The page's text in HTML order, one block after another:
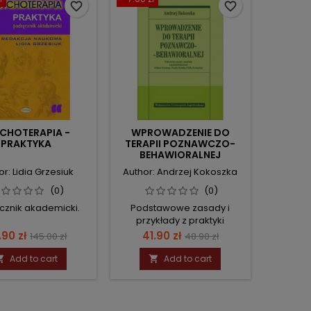
-
PRAKTYKA
Lidia Grzesiuk
(0)
akademicki.
zł Regular
price
145.00 zł
Add to cart
favorite_border
WPROWADZENIE DO
TERAPII POZNAWCZO-
BEHAWIORALNEJ
Author: Andrzej Kokoszka
(0)
Podstawowe zasady i
przykłady z praktyki
klinicznej z opisami Arthura
Freemana, Franka Dattilia i
Tullia Scrimalego
Price
41.90 zł Regular
price
48.90 zł
 Add to cart
favorite_border